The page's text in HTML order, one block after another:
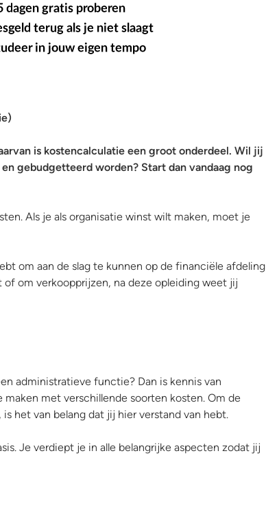
is kostencalculatie een groot onderdeel. Wil jij
gebudgetteerd worden? Start dan vandaag nog
Als je als organisatie winst wilt maken, moet je
om aan de slag te kunnen op de financiële afdeling
om verkoopprijzen, na deze opleiding weet jij
administratieve functie? Dan is kennis van
met verschillende soorten kosten. Om de
het van belang dat jij hier verstand van hebt.
Je verdiept je in alle belangrijke aspecten zodat jij